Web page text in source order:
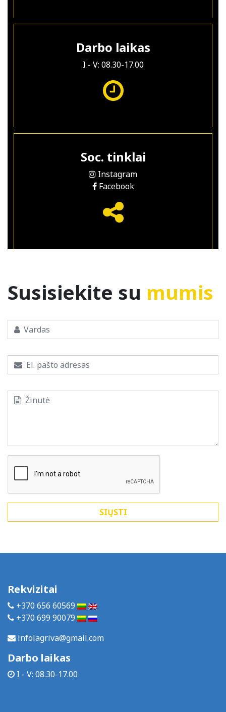
Darbo laikas
I - V: 08.30-17.00
Soc. tinklai
Instagram
Facebook
Susisiekite su mumis
Rekvizitai
+370 656 60569
+370 699 90079
infolagriva@gmail.com
Darbo laikas
I - V: 08.30-17.00